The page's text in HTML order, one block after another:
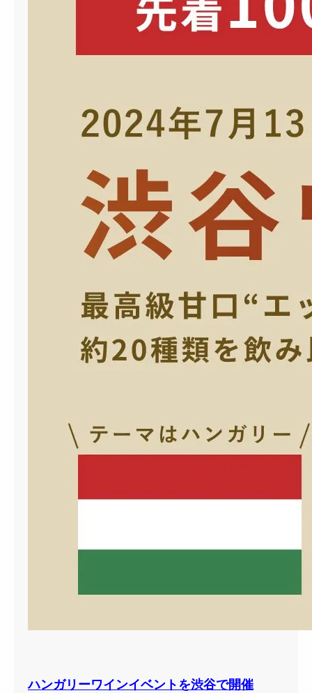
ハンガリーワインイベントを渋谷で開催